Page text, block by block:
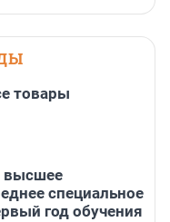
товары
высшее
специальное
год обучения